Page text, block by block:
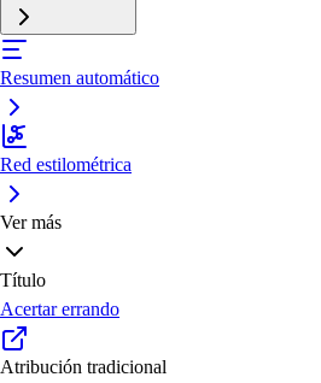
Resumen automático
Red estilométrica
Ver más
Título
Acertar errando
Atribución tradicional